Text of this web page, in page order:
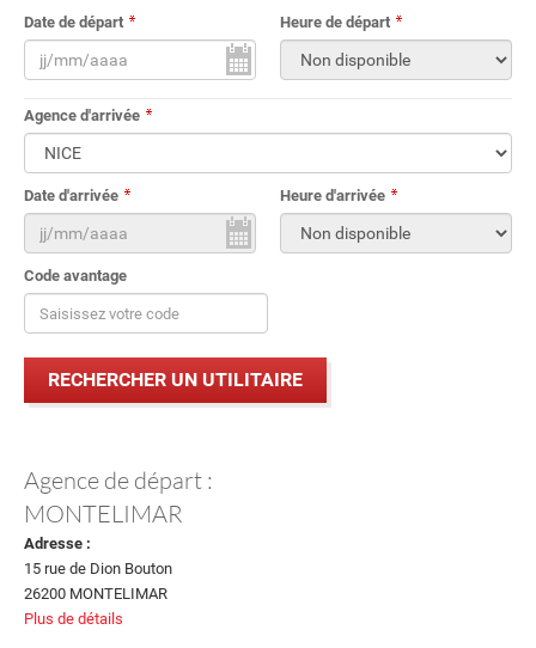
Date de départ Heure de départ
Agence d'arrivée
Date d'arrivée Heure d'arrivée
Code avantage
Agence de départ :
MONTELIMAR
Adresse :
15 rue de Dion Bouton
26200 MONTELIMAR
Plus de détails